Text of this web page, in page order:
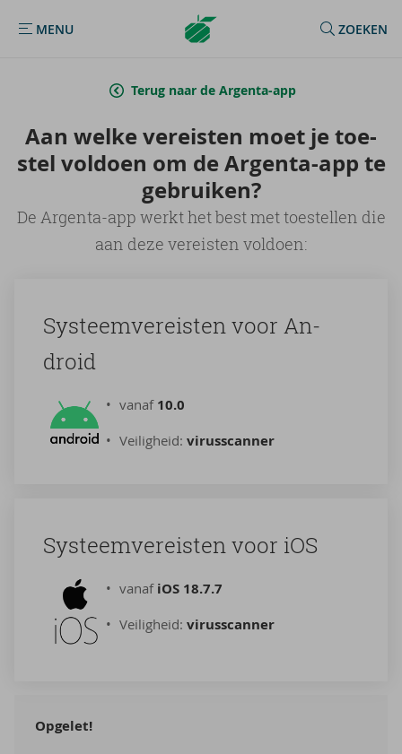
MENU
MENU
Argenta
Homepage
ZOEKEN
Terug naar de Argenta-app
Aan welke ver­eis­ten moet je toe­
stel vol­doen om de Argenta-​app te
ge­brui­ken?
De Argenta-app werkt het best met toestellen die
aan deze vereisten voldoen:
Sys­teem­ver­eis­ten voor An­
droid
vanaf 10.0
Veiligheid:virusscanner
Sys­teem­ver­eis­ten voor iOS
vanaf iOS 18.7.7
Veiligheid:virusscanner
Opgelet!